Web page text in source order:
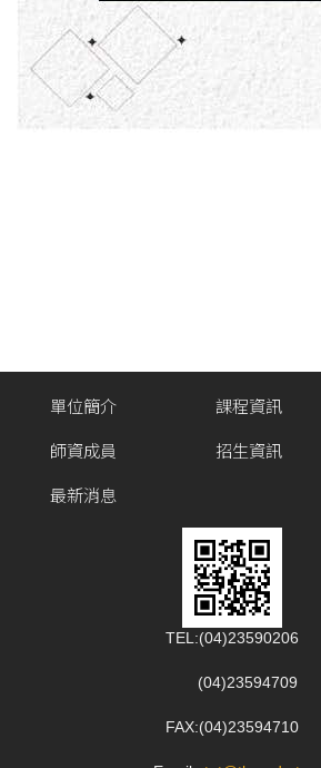
單位簡介
師資成員
最新消息
課程資訊
招生資訊
TEL:(04)23590206
(04)23594709
FAX:(04)23594710